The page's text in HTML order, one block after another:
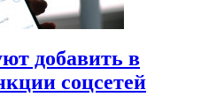
добавить в
соцсетей